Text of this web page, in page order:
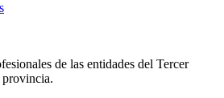
de las entidades del Tercer
provincia.